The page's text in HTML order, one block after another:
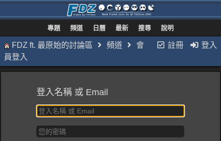
專題 頻道 日曆 最新 搜尋 說明
註冊 登入
FDZ ft. 最原始的討論區 頻道
會
員登入
登入名稱 或 Email